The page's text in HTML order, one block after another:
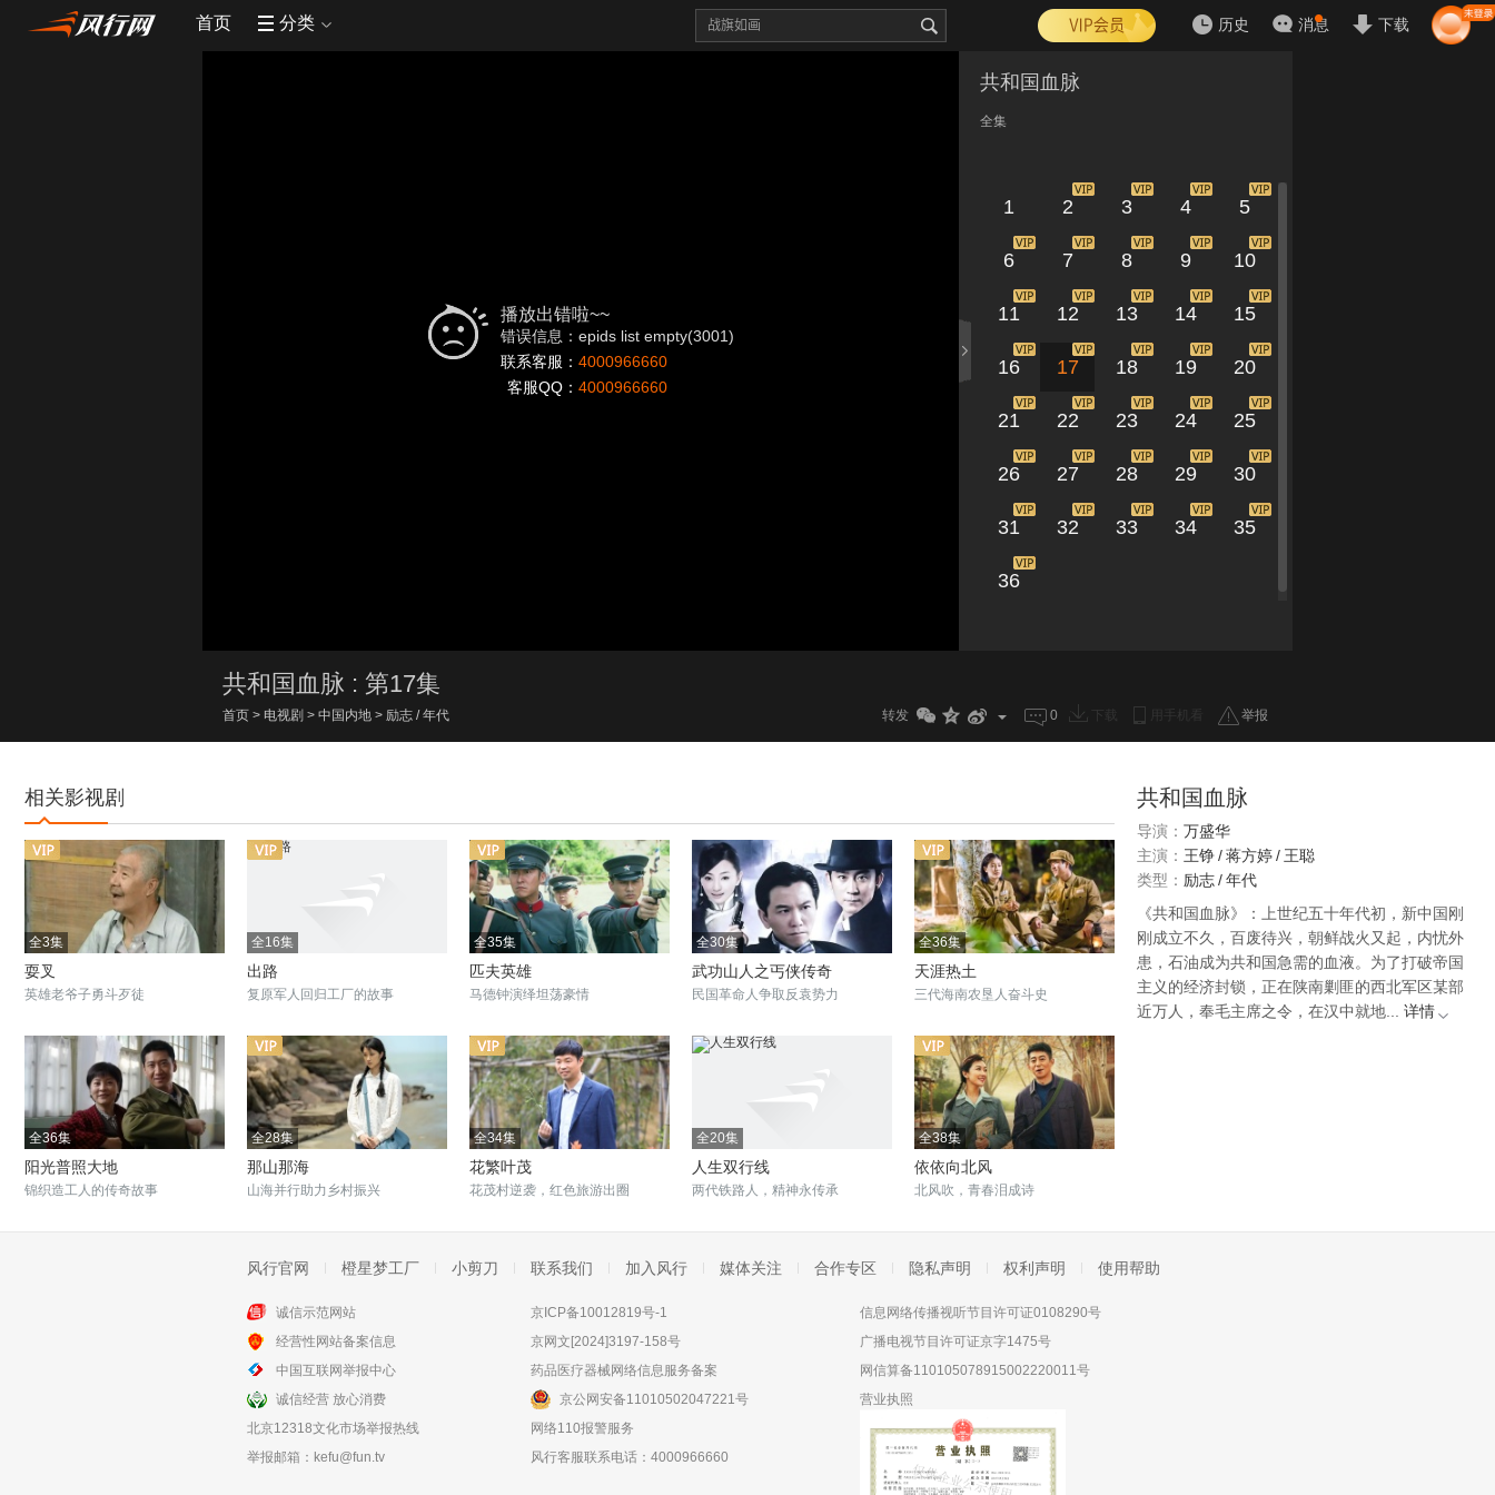
首页 分类 历史 消息 下载
播放出错啦~~
错误信息：epids list empty(3001)
联系客服： 4000966660
客服QQ： 4000966660
共和国血脉
全集
1 2 3 4 5
6 7 8 9 10
11 12 13 14 15
16 17 18 19 20
21 22 23 24 25
26 27 28 29 30
31 32 33 34 35
36
共和国血脉 : 第17集
首页 > 电视剧 > 中国内地 > 励志 / 年代 转发 0 举报
相关影视剧
全3集
耍叉
英雄老爷子勇斗歹徒
全16集
出路
复原军人回归工厂的故事
全35集
匹夫英雄
马德钟演绎坦荡豪情
全30集
武功山人之丐侠传奇
民国革命人争取反袁势力
全36集
天涯热土
三代海南农垦人奋斗史
全36集
阳光普照大地
锦织造工人的传奇故事
全28集
那山那海
山海并行助力乡村振兴
全34集
花繁叶茂
花茂村逆袭，红色旅游出圈
全20集
人生双行线
两代铁路人，精神永传承
全38集
依依向北风
北风吹，青春泪成诗
全42集
灵与肉
共和国血脉
导演： 万盛华
主演： 王铮/蒋方婷/ 王聪
类型： 励志/年代
《共和国血脉》：上世纪五十年代初，新中国刚
刚成立不久，百废待兴，朝鲜战火又起，内忧外
患，石油成为共和国急需的血液。为了打破帝国
主义的经济封锁，正在陕南剿匪的西北军区某部
近万人，奉毛主席之令，在汉中就地...
详情
风行官网 橙星梦工厂 小剪刀 联系我们 加入风行 媒体关注 合作专区 隐私声明 权利声明 使用帮助
诚信示范网站
经营性网站备案信息
中国互联网举报中心
诚信经营 放心消费
北京12318文化市场举报热线
举报邮箱： kefu@fun.tv
京ICP备10012819号-1
京网文[2024]3197-158号
药品医疗器械网络信息服务备案
京公网安备11010502047221号
网络110报警服务
风行客服联系电话：4000966660
信息网络传播视听节目许可证0108290号
广播电视节目许可证京字1475号
网信算备110105078915002220011号
营业执照